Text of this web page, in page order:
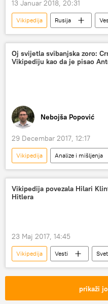
13 Januar 2018, 20:31
Vikipedija Rusija
Velika Britanija
Tviter
trolovi
Gugl
Evropa
Oj svijetla svibanjska zoro:
Vikipediju kao da je pisao
Nebojša Popović
29 Decembar 2017, 12:17
Vikipedija
Analize i mišljenja
Komentari i Analitika
crnogorski jezik
Vikipedija povezala Hilari
Hitlera
23 Maj 2017, 14:45
Vikipedija Vesti Svet
Hilari Klinton
Majn
prikaži